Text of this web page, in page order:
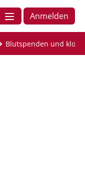
Anmelden
Blutspenden und